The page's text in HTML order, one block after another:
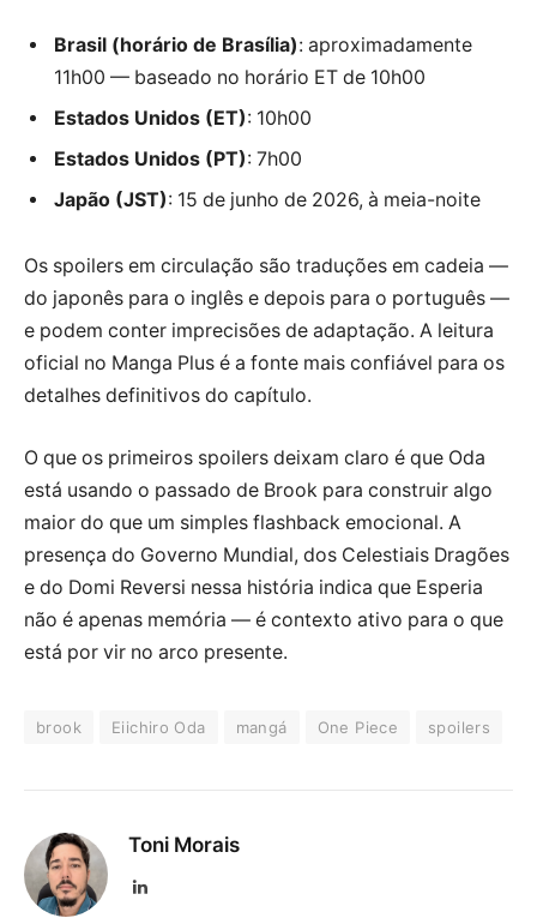
Brasil (horário de Brasília): aproximadamente
11h00 — baseado no horário ET de 10h00
Estados Unidos (ET): 10h00
Estados Unidos (PT): 7h00
Japão (JST): 15 de junho de 2026, à meia-noite
Os spoilers em circulação são traduções em cadeia —
do japonês para o inglês e depois para o português —
e podem conter imprecisões de adaptação. A leitura
oficial no Manga Plus é a fonte mais confiável para os
detalhes definitivos do capítulo.
O que os primeiros spoilers deixam claro é que Oda
está usando o passado de Brook para construir algo
maior do que um simples flashback emocional. A
presença do Governo Mundial, dos Celestiais Dragões
e do Domi Reversi nessa história indica que Esperia
não é apenas memória — é contexto ativo para o que
está por vir no arco presente.
brook Eiichiro Oda mangá One Piece spoilers
Toni Morais
LinkedIn